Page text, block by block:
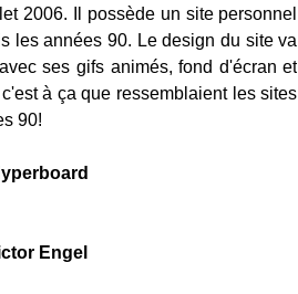
2006. Il possède un site personnel
les années 90. Le design du site va
ses gifs animés, fond d'écran et
à ça que ressemblaient les sites
90!
Engel